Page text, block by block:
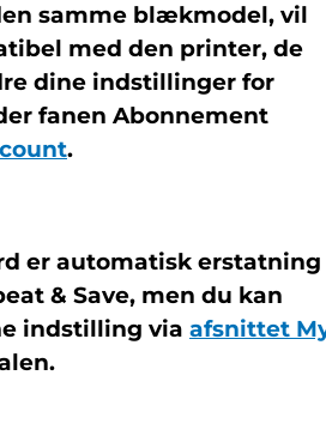
samme blækmodel, vil
med den printer, de
dine indstillinger for
fanen Abonnement
.
er automatisk erstatning
& Save, men du kan
indstilling via afsnittet